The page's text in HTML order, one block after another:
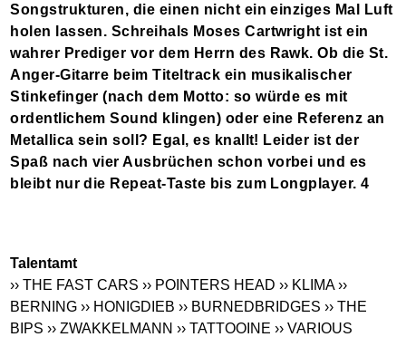
Songstrukturen, die einen nicht ein einziges Mal Luft
holen lassen. Schreihals Moses Cartwright ist ein
wahrer Prediger vor dem Herrn des Rawk. Ob die St.
Anger-Gitarre beim Titeltrack ein musikalischer
Stinkefinger (nach dem Motto: so würde es mit
ordentlichem Sound klingen) oder eine Referenz an
Metallica sein soll? Egal, es knallt! Leider ist der
Spaß nach vier Ausbrüchen schon vorbei und es
bleibt nur die Repeat-Taste bis zum Longplayer. 4
Talentamt
›› THE FAST CARS ›› POINTERS HEAD ›› KLIMA ››
BERNING ›› HONIGDIEB ›› BURNEDBRIDGES ›› THE
BIPS ›› ZWAKKELMANN ›› TATTOOINE ›› VARIOUS